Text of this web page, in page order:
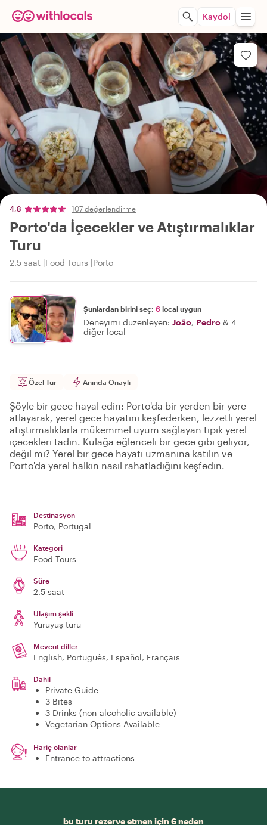
Kaydol
4,8 107 değerlendirme
Porto'da İçecekler ve Atıştırmalıklar
Turu
2.5 saat Food Tours Porto
Şunlardan birini seç: 6 local uygun
Deneyimi düzenleyen: João, Pedro & 4
diğer local
Özel Tur Anında Onaylı
Şöyle bir gece hayal edin: Porto'da bir yerden bir yere
atlayarak, yerel gece hayatını keşfederken, lezzetli yerel
atıştırmalıklarla mükemmel uyum sağlayan tipik yerel
içecekleri tadın. Kulağa eğlenceli bir gece gibi geliyor,
değil mi? Yerel bir gece hayatı uzmanına katılın ve
Porto'da yerel halkın nasıl rahatladığını keşfedin.
Destinasyon
Porto, Portugal
Kategori
Food Tours
Süre
2.5 saat
Ulaşım şekli
Yürüyüş turu
Mevcut diller
English, Português, Español, Français
Dahil
Private Guide
3 Bites
3 Drinks (non-alcoholic available)
Vegetarian Options Available
Hariç olanlar
Entrance to attractions
bu turu rezerve etmen için 6 neden